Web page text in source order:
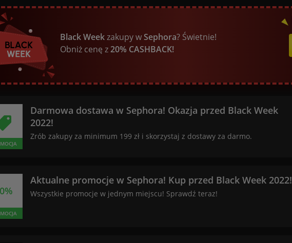
Black Weekzakupy wSephora? Świetnie!
Obniż cenę z20% CASHBACK!
Darmowa dostawa w Sephora! Okazja przed Black Week
2022!
Zrób zakupy za minimum 199 zł i skorzystaj z dostawy za darmo.
Aktualne promocje w Sephora! Kup przed Black Week 2022!
Wszystkie promocje w jednym miejscu! Sprawdź teraz!